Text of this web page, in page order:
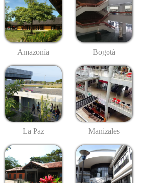
Amazonía Bogotá
La Paz Manizales